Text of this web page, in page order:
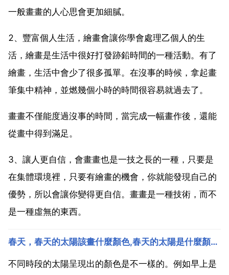
一般畫畫的人心思會更加細膩。
2、豐富個人生活，繪畫會讓你學會處理乙個人的生
活，繪畫是生活中很好打發跡鉛時間的一種活動。有了
繪畫，生活中會少了很多孤單。在沒事的時候，拿起畫
筆集中精神，並燃幾個小時的時間很容易就過去了。
畫畫不僅能度過沒事的時間，當完成一幅畫作後，還能
從畫中得到滿足。
3、讓人更自信，會畫畫也是一技之長的一種，只要是
在集體環境裡，只要有繪畫的機會，你就能發現自己的
優勢，所以會讓你變得更自信。畫畫是一種技術，而不
是一種虛無的東西。
春天，春天的太陽該畫什麼顏色,春天的太陽是什麼顏色的
不同時段的太陽呈現出的顏色是不一樣的。例如早上是